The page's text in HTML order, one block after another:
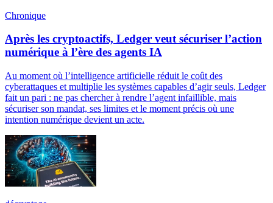
Chronique
Après les cryptoactifs, Ledger veut sécuriser l’action
numérique à l’ère des agents IA
Au moment où l’intelligence artificielle réduit le coût des
cyberattaques et multiplie les systèmes capables d’agir seuls, Ledger
fait un pari : ne pas chercher à rendre l’agent infaillible, mais
sécuriser son mandat, ses limites et le moment précis où une
intention numérique devient un acte.